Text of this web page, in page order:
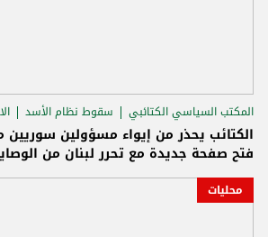
المكتب السياسي الكتائبي سقوط نظام الأسد
الكتائب يحذر من إيواء مسؤولين
فتح صفحة جديدة مع تحرر لبنان من
محليات